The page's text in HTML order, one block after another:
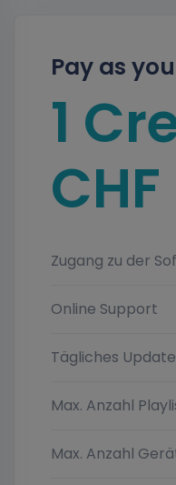
Pay as
1
CHF
Zugang zu der
Online Support
Tägliches
Max. Anzahl
Max. Anzahl